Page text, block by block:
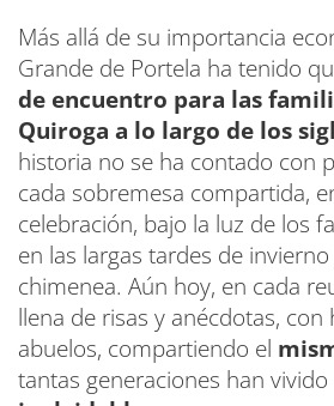
Más allá de su importancia
Grande de Portela ha tenido
de encuentro para las
Quiroga a lo largo de los
historia no se ha contado con
cada sobremesa compartida,
celebración, bajo la luz de los
en las largas tardes de
chimenea. Aún hoy, en cada
llena de risas y anécdotas, con
abuelos, compartiendo el
tantas generaciones han vivido